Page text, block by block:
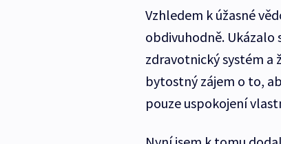
Vzhledem k úžasné
obdivuhodně. Ukázalo
zdravotnický systém a
bytostný zájem o to,
pouze uspokojení